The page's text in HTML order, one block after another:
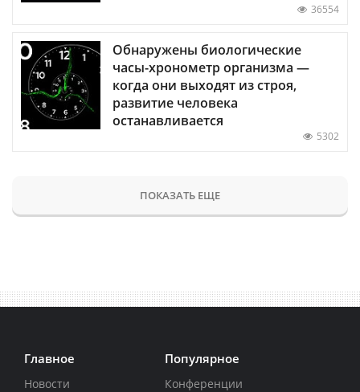
36554
Обнаружены биологические
часы-хронометр организма —
когда они выходят из строя,
развитие человека
останавливается
5302
ПОКАЗАТЬ ЕЩЕ
Главное
Новости
Популярное
Конференции